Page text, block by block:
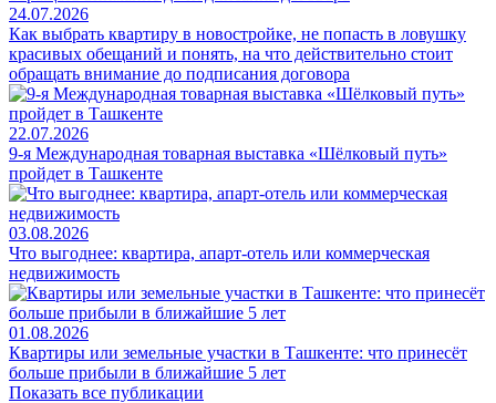
24.07.2026
Как выбрать квартиру в новостройке, не попасть в ловушку
красивых обещаний и понять, на что действительно стоит
обращать внимание до подписания договора
22.07.2026
9-я Международная товарная выставка «Шёлковый путь»
пройдет в Ташкенте
03.08.2026
Что выгоднее: квартира, апарт-отель или коммерческая
недвижимость
01.08.2026
Квартиры или земельные участки в Ташкенте: что принесёт
больше прибыли в ближайшие 5 лет
Показать все публикации